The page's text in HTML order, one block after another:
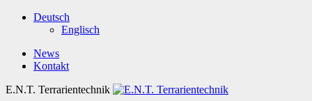
Deutsch
Englisch
News
Kontakt
E.N.T. Terrarientechnik